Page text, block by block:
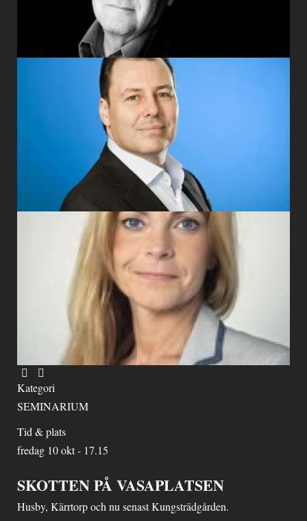
Kategori
SEMINARIUM
Tid & plats
fredag 10 okt - 17.15
SKOTTEN PÅ VASAPLATSEN
Husby, Kärrtorp och nu senast Kungsträdgården.